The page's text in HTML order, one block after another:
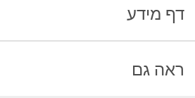
דף מידע
ראה גם